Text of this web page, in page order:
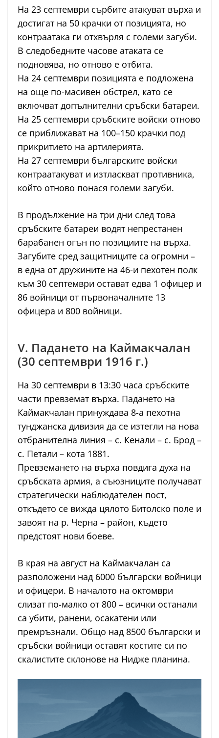
На 23 септември сърбите атакуват върха и
достигат на 50 крачки от позицията, но
контраатака ги отхвърля с големи загуби.
В следобедните часове атаката се
подновява, но отново е отбита.
На 24 септември позицията е подложена
на още по-масивен обстрел, като се
включват допълнителни сръбски батареи.
На 25 септември сръбските войски отново
се приближават на 100–150 крачки под
прикритието на артилерията.
На 27 септември българските войски
контраатакуват и изтласкват противника,
който отново понася големи загуби.
В продължение на три дни след това
сръбските батареи водят непрестанен
барабанен огън по позициите на върха.
Загубите сред защитниците са огромни –
в една от дружините на 46-и пехотен полк
към 30 септември остават едва 1 офицер и
86 войници от първоначалните 13
офицера и 800 войници.
V. Падането на Каймакчалан
(30 септември 1916 г.)
На 30 септември в 13:30 часа сръбските
части превземат върха. Падането на
Каймакчалан принуждава 8-а пехотна
тунджанска дивизия да се изтегли на нова
отбранителна линия – с. Кенали – с. Брод –
с. Петали – кота 1881.
Превземането на върха повдига духа на
сръбската армия, а съюзниците получават
стратегически наблюдателен пост,
откъдето се вижда цялото Битолско поле и
завоят на р. Черна – район, където
предстоят нови боеве.
В края на август на Каймакчалан са
разположени над 6000 български войници
и офицери. В началото на октомври
слизат по-малко от 800 – всички останали
са убити, ранени, осакатени или
премръзнали. Общо над 8500 български и
сръбски войници оставят костите си по
скалистите склонове на Нидже планина.